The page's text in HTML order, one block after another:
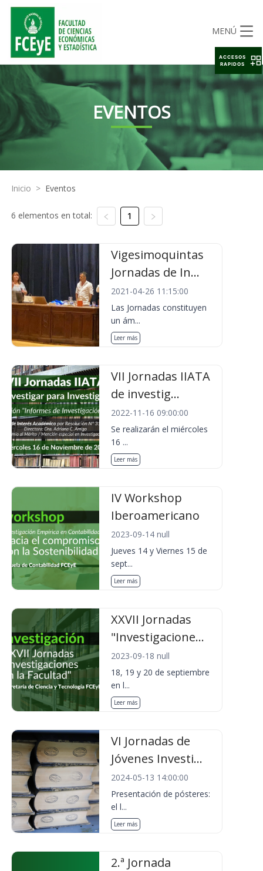
MENÚ
EVENTOS
Inicio > Eventos
6 elementos en total: 1
Vigesimoquintas
Jornadas de In...
2021-04-26 11:15:00
Las Jornadas constituyen
un ám...
Leer más
VII Jornadas IIATA
de investig...
2022-11-16 09:00:00
Se realizarán el miércoles
16 ...
Leer más
IV Workshop
Iberoamericano
2023-09-14 null
Jueves 14 y Viernes 15 de
sept...
Leer más
XXVII Jornadas
"Investigacione...
2023-09-18 null
18, 19 y 20 de septiembre
en l...
Leer más
VI Jornadas de
Jóvenes Investi...
2024-05-13 14:00:00
Presentación de pósteres:
el l...
Leer más
2.ª Jornada
ACCESOS
RAPIDOS